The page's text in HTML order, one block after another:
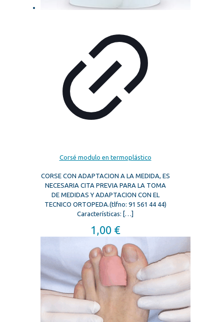
Corsé modulo en termoplástico
CORSE CON ADAPTACION A LA MEDIDA, ES
NECESARIA CITA PREVIA PARA LA TOMA
DE MEDIDAS Y ADAPTACION CON EL
TECNICO ORTOPEDA.(tlfno: 91 561 44 44)
Características: […]
1,00 €